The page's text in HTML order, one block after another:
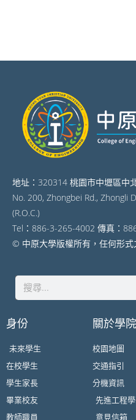
地址：320314 桃園市中壢區中
No. 200, Zhongbei Rd., Zhongli
(R.O.C.)
Tel：886-3-265-4002 傳真：
© 中原大學版權所有，任何形
身份
未來學生
在校學生
學生家長
畢業校友
教師職員
關於學院
校園地圖
交通指引
分機資訊
先進工程
意見信箱